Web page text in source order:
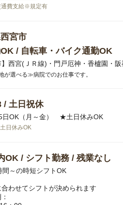
通費支給※規定有
宮市
/ 自転車・バイク通勤OK
】西宮(ＪＲ線)・門戸厄神・香櫨園・
が選べる≫病院でのお仕事です。
/ 土日祝休
日OK（月～金） ★土日休みOK
土日休みOK
OK / シフト勤務 / 残業なし
～の時短シフトOK
わせてシフトが決められます